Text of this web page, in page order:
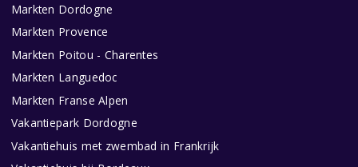
Markten Dordogne
Markten Provence
Markten Poitou - Charentes
Markten Languedoc
Markten Franse Alpen
Vakantiepark Dordogne
Vakantiehuis met zwembad in Frankrijk